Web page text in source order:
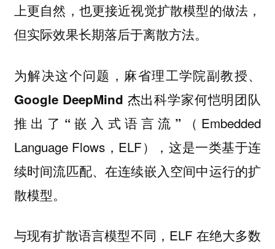
上更自然，也更接近视觉扩散模型的做法，
但实际效果长期落后于离散方法。
为解决这个问题， 麻省理工学院副教授、
Google DeepMind 杰出科学家何恺明团队
推出了“嵌入式语言流” （Embedded
Language Flows，ELF），这是一类基于连
续时间流匹配、在连续嵌入空间中运行的扩
散模型。
与现有扩散语言模型不同，ELF 在绝大多数